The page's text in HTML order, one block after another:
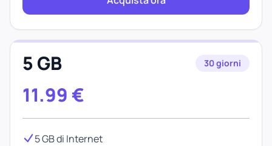
5 GB 30 giorni
11.99 €
5 GB di Internet